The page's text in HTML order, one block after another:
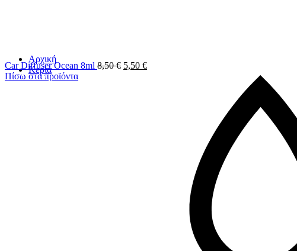
Αρχική
Κεριά
Car Diffuser Ocean 8ml 8,50€ 5,50 €
Πίσω στα προϊόντα